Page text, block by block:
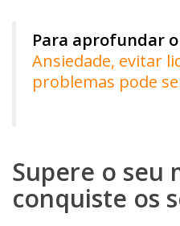
Para aprofundar
Ansiedade, evitar
problemas pode
Supere o seu
conquiste os